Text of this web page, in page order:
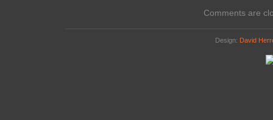
Comments are
Design: David